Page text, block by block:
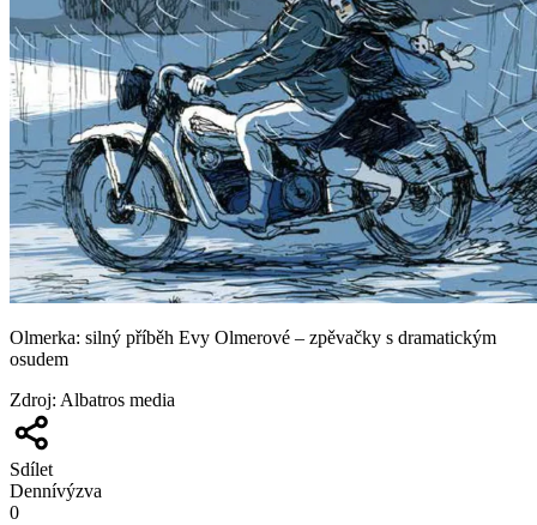
Olmerka: silný příběh Evy Olmerové – zpěvačky s dramatickým
osudem
Zdroj: Albatros media
Sdílet
Dennívýzva
0